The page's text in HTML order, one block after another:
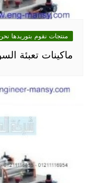
منتجات نقوم بتوريدها
ماكينات تعبئة